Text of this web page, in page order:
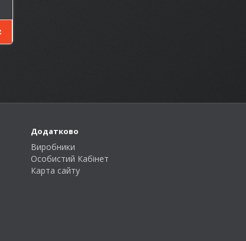
Додатково
Виробники
Особистий Кабінет
Карта сайту